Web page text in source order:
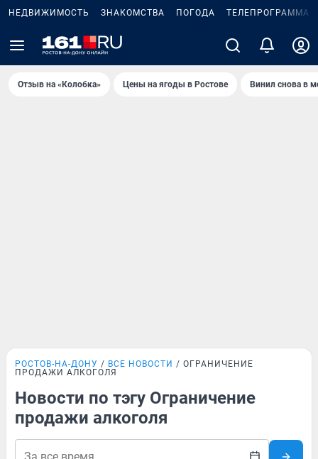
НЕДВИЖИМОСТЬ ЗНАКОМСТВА ПОГОДА ТЕЛЕПРОГРАММА
Отзыв на «Колобка» Цены на ягоды в Ростове Винил снова в
РОСТОВ-НА-ДОНУ ВСЕ НОВОСТИ
ОГРАНИЧЕНИЕ
ПРОДАЖИ АЛКОГОЛЯ
Новости по тэгу Ограничение
продажи алкоголя